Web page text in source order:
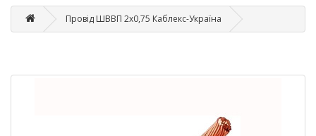
Провід ШВВП 2x0,75 Каблекс-Україна